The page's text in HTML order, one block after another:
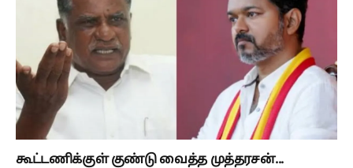
கூட்டணிக்குள் குண்டு வைத்த முத்தரசன்...